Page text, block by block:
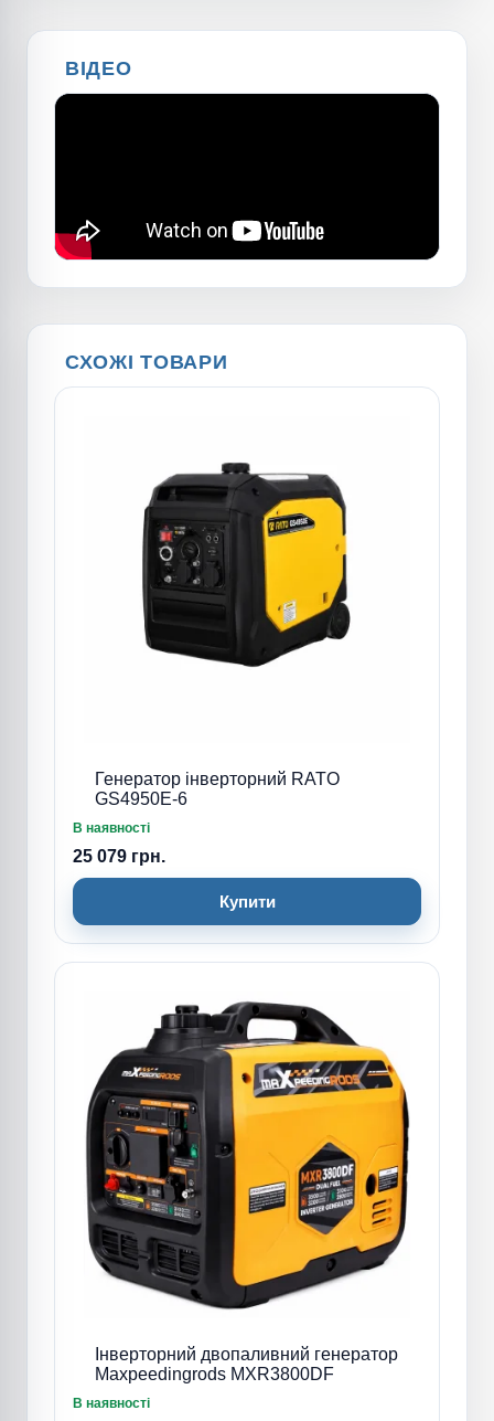
ВІДЕО
СХОЖІ ТОВАРИ
Генератор інверторний RATO
GS4950E-6
В наявності
25 079 грн.
Купити
Інверторний двопаливний генератор
Maxpeedingrods MXR3800DF
В наявності